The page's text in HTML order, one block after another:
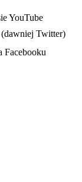
YouTube
Twitter)
Facebooku